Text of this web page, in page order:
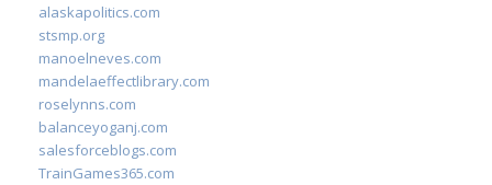
alaskapolitics.com
stsmp.org
manoelneves.com
mandelaeffectlibrary.com
roselynns.com
balanceyoganj.com
salesforceblogs.com
TrainGames365.com